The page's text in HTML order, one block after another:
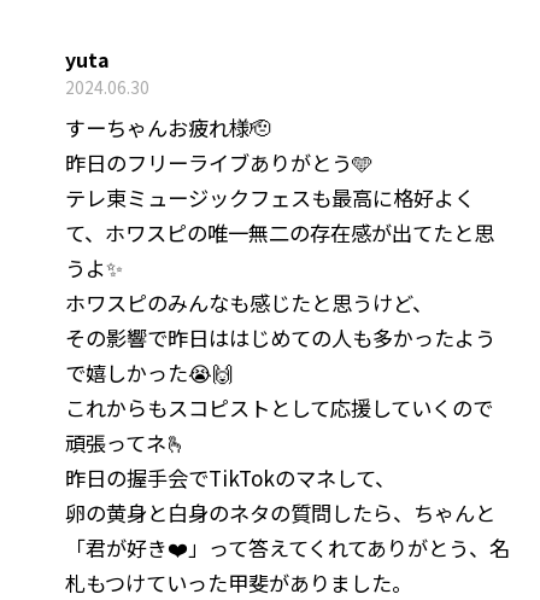
yuta
2024.06.30
すーちゃんお疲れ様🫡
昨日のフリーライブありがとう🩵
テレ東ミュージックフェスも最高に格好よく
て、ホワスピの唯一無二の存在感が出てたと思
うよ✨
ホワスピのみんなも感じたと思うけど、
その影響で昨日ははじめての人も多かったよう
で嬉しかった😭🙌
これからもスコピストとして応援していくので
頑張ってネ🫰
昨日の握手会でTikTokのマネして、
卵の黄身と白身のネタの質問したら、ちゃんと
「君が好き❤️」って答えてくれてありがとう、名
札もつけていった甲斐がありました。